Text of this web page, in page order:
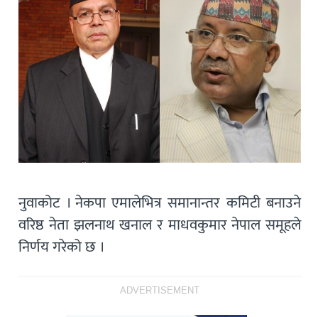
नुवाकोट । नेकपा एमालेभित्र समानान्तर कमिटी बनाउने
वरिष्ठ नेता झलनाथ खनाल र माधवकुमार नेपाल समूहले
निर्णय गरेको छ ।
ADVERTISEMENT